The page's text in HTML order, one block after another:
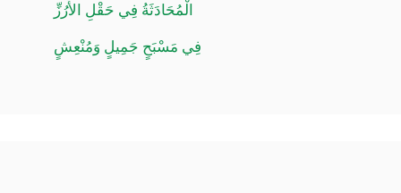
الْمُحَادَثَةُ فِي حَقْلِ الأَرُزِّ
فِي مَسْبَحٍ جَمِيلٍ وَمُنْعِشٍ